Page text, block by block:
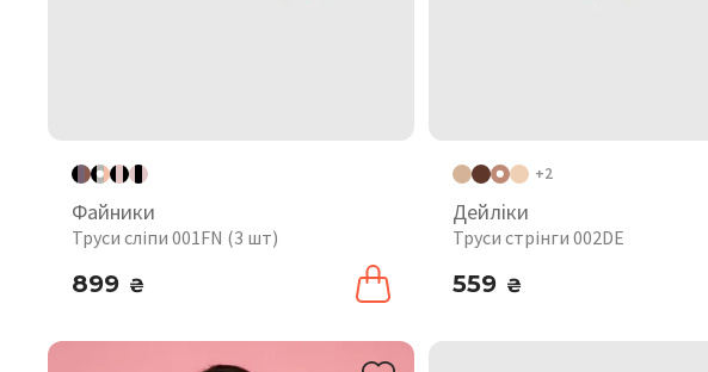
Файники
Труси сліпи 001FN (3 шт)
899 ₴
+2
Дейліки
Труси стрінги 002DE
559 ₴